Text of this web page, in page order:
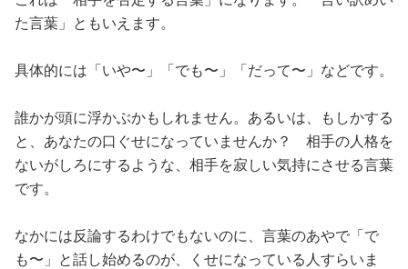
た言葉」ともいえます。
具体的には「いや〜」「でも〜」「だって〜」などです。
誰かが頭に浮かぶかもしれません。あるいは、もしかする
と、あなたの口ぐせになっていませんか？ 相手の人格を
ないがしろにするような、相手を寂しい気持にさせる言葉
です。
なかには反論するわけでもないのに、言葉のあやで「で
も〜」と話し始めるのが、くせになっている人すらいま